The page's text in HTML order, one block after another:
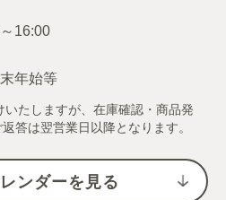
年始等
たしますが、在庫確認・商品発
答は翌営業日以降となります。
ンダーを見る